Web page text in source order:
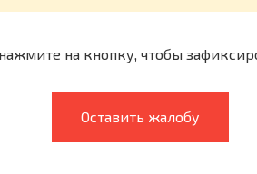
на кнопку, чтобы
Оставить жалобу